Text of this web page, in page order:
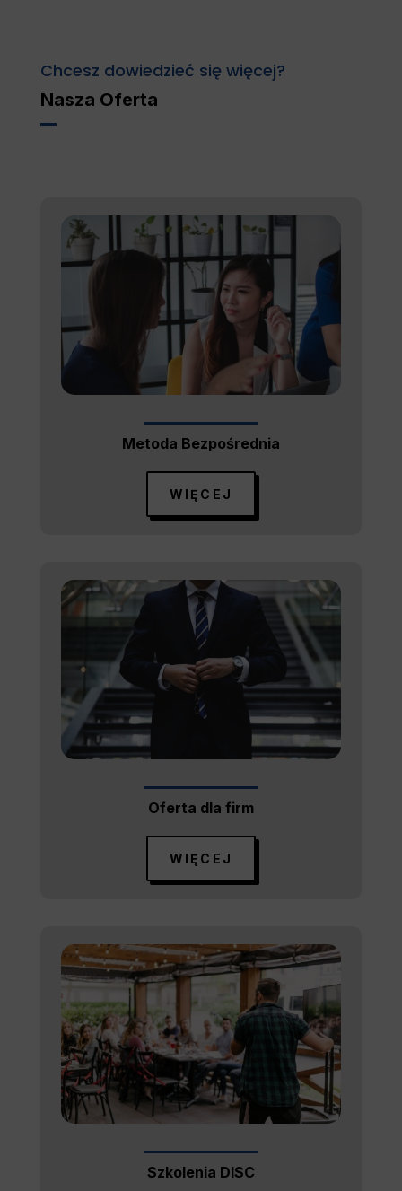
Chcesz dowiedzieć się więcej?
Nasza Oferta
Metoda Bezpośrednia
WIĘCEJ
Oferta dla firm
WIĘCEJ
Szkolenia DISC